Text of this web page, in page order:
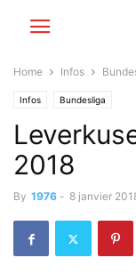
Home Infos
Infos Bundesliga
2018
By 1976 - 8 janvier